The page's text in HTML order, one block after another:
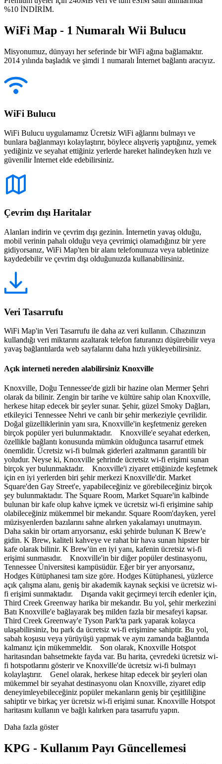
%10 İNDİRİM.
WiFi Map - 1 Numaralı Wii Bulucu
Misyonumuz, dünyayı her seferinde bir WiFi ağına bağlamaktır.
2014 yılında başladık ve şimdi 1 numaralı İnternet bağlantı aracıyız.
WiFi Bulucu
WiFi Bulucu uygulamamız Ücretsiz WiFi ağlarını bulmayı ve
bunlara bağlanmayı kolaylaştırır, böylece alışveriş yaptığınız, yemek
yediğiniz ve seyahat ettiğiniz yerlerde hareket halindeyken hızlı ve
güvenilir İnternet elde edebilirsiniz.
Çevrim dışı Haritalar
Alanları indirin ve çevrim dışı gezinin. İnternetin yavaş olduğu,
mobil verinin pahalı olduğu veya çevrimiçi olamadığınız bir yere
gidiyorsanız, WiFi Map'ten bir alanı telefonunuza veya tabletinize
kaydedebilir ve çevrim dışı olduğunuzda kullanabilirsiniz.
Veri Tasarrufu
WiFi Map'in Veri Tasarrufu ile daha az veri kullanın. Cihazınızın
kullandığı veri miktarını azaltarak telefon faturanızı düşürebilir veya
yavaş bağlantılarda web sayfalarını daha hızlı yükleyebilirsiniz.
Açık interneti nereden alabilirsiniz Knoxville
Knoxville, Doğu Tennessee'de gizli bir hazine olan Mermer Şehri
olarak da bilinir. Zengin bir tarihe ve kültüre sahip olan Knoxville,
herkese hitap edecek bir şeyler sunar. Şehir, güzel Smoky Dağları,
etkileyici Tennessee Nehri ve canlı bir şehir merkeziyle çevrilidir.
Doğal güzelliklerinin yanı sıra, Knoxville'in keşfetmeniz gereken
birçok popüler yeri bulunmaktadır. Knoxville'e seyahat ederken,
özellikle bağlantı konusunda mümkün olduğunca tasarruf etmek
önemlidir. Ücretsiz wi-fi bulmak giderleri azaltmanın garantili bir
yoludur. Neyse ki, Knoxville şehrinde ücretsiz wi-fi erişimi sunan
birçok yer bulunmaktadır. Knoxville'i ziyaret ettiğinizde keşfetmek
için en iyi yerlerden biri şehir merkezi Knoxville'dir. Market
Square'den Gay Street'e, yapabileceğiniz ve görebileceğiniz birçok
şey bulunmaktadır. The Square Room, Market Square'in kalbinde
bulunan bir kafe olup kahve içmek ve ücretsiz wi-fi erişimine sahip
olabileceğiniz mükemmel bir mekandır. Square Room'dayken, yerel
müzisyenlerden bazılarını sahne alırken yakalamayı unutmayın.
Daha sakin bir ortam arıyorsanız, eski şehirde bulunan K Brew'e
gidin. K Brew, kaliteli kahveye ve rahat bir hava sunan hipster bir
kafe olarak bilinir. K Brew'ün en iyi yanı, kafenin ücretsiz wi-fi
erişimi sunmasıdır. Knoxville'in bir diğer popüler destinasyonu,
Tennessee Üniversitesi kampüsüdür. Eğer bir yer arıyorsanız,
Hodges Kütüphanesi tam size göre. Hodges Kütüphanesi, yüzlerce
açık çalışma alanı, geniş bir akademik kaynak seçkisi ve ücretsiz wi-
fi erişimi sunmaktadır. Dışarıda vakit geçirmeyi tercih edenler için,
Third Creek Greenway harika bir mekandır. Bu yol, şehir merkezini
Batı Knoxville'e bağlayarak beş milden fazla bir mesafeyi kapsar.
Third Creek Greenway'e Tyson Park'ta park yaparak kolayca
ulaşabilirsiniz, bu park da ücretsiz wi-fi erişimine sahiptir. Bu yol,
sabah koşusu veya yürüyüşü yapmak ve aynı zamanda bağlantıda
kalmanız için mükemmeldir. Son olarak, Knoxville Hotspot
haritasından bahsetmekte fayda var. Bu harita, çevredeki ücretsiz wi-
fi hotspotlarını gösterir ve Knoxville'de ücretsiz wi-fi bulmayı
kolaylaştırır. Genel olarak, herkese hitap edecek bir şeyleri olan
mükemmel bir seyahat destinasyonu olan Knoxville, ziyaret edip
deneyimleyebileceğiniz popüler mekanların geniş bir çeşitliliğine
sahiptir ve birkaç yer ücretsiz wi-fi erişimi sunar. Knoxville Hotspot
haritasını kullanın ve bağlı kalırken para tasarrufu yapın.
Daha fazla göster
KPG - Kullanım Payı Güncellemesi